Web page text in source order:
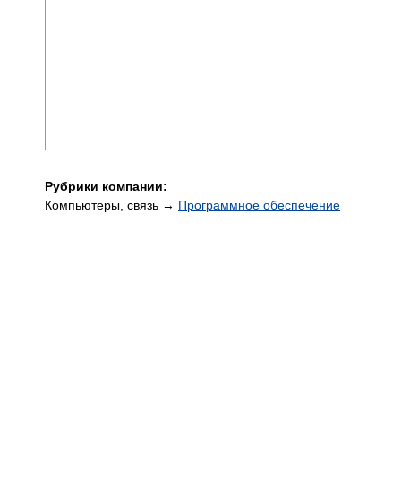
Рубрики компании:
Компьютеры, связь → Программное обеспечение